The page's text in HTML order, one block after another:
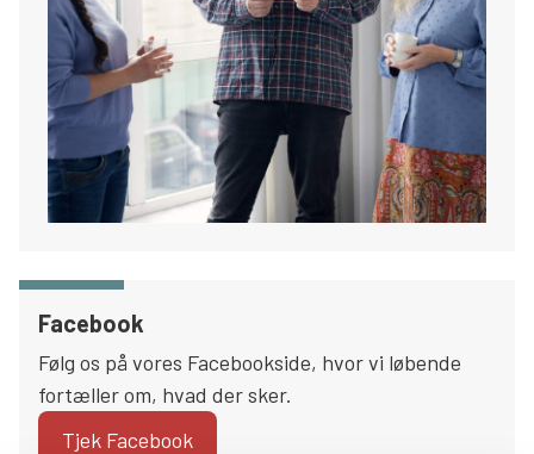
Facebook
Følg os på vores Facebookside, hvor vi løbende
fortæller om, hvad der sker.
Tjek Facebook